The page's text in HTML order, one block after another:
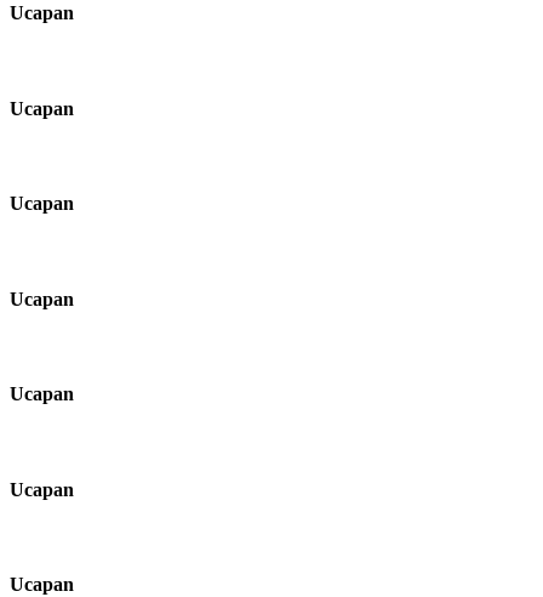
Ucapan
Ucapan
Ucapan
Ucapan
Ucapan
Ucapan
Ucapan